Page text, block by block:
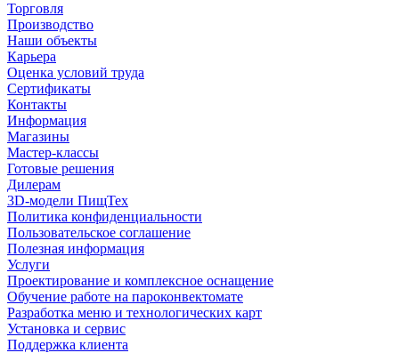
Торговля
Производство
Наши объекты
Карьера
Оценка условий труда
Сертификаты
Контакты
Информация
Магазины
Мастер-классы
Готовые решения
Дилерам
3D-модели ПищТех
Политика конфиденциальности
Пользовательское соглашение
Полезная информация
Услуги
Проектирование и комплексное оснащение
Обучение работе на пароконвектомате
Разработка меню и технологических карт
Установка и сервис
Поддержка клиента